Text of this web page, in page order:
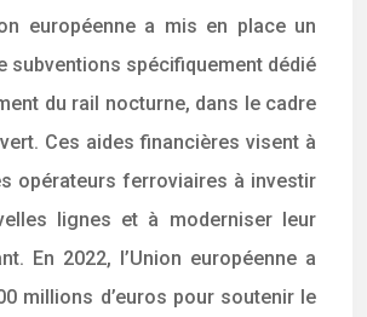
européenne a mis en place un
subventions spécifiquement dédié
du rail nocturne, dans le cadre
Ces aides financières visent à
opérateurs ferroviaires à investir
lignes et à moderniser leur
En 2022, l’Union européenne a
millions d’euros pour soutenir le